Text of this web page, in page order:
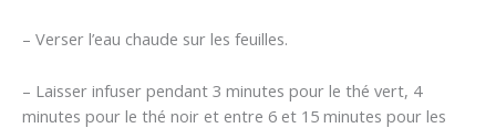
– Verser l’eau chaude sur les feuilles.
– Laisser infuser pendant 3 minutes pour le thé vert, 4
minutes pour le thé noir et entre 6 et 15 minutes pour les